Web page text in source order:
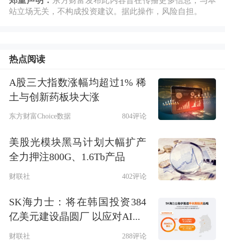
照规定，做好政策衔接工作，确保缴存
多地公布调整存量公积金贷款细则
降首付比例对一二线城市影响较大
17日，广州宣布下调个人住房公积金贷
款利率；18日，上海、北京、深圳等地
也先后宣布下调住房公积金贷款利率。
据21财经，对于存量公积金利率调整统
一在2025年1月1日进行，不过各地细节
略有不同。部分城市对存量调整还有附
站立场无关，不构成投资建议。据此操作，风险自担。
热点阅读
A股三大指数涨幅均超过1% 稀
土与创新药板块大涨
东方财富Choice数据 804评论
美股光模块黑马计划大幅扩产
全力押注800G、1.6Tb产品
财联社 402评论
SK海力士：将在韩国投资384
亿美元建设晶圆厂 以应对AI...
财联社 288评论